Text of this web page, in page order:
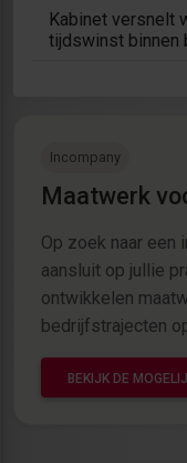
Kabinet versnelt
tijdswinst binnen
Incompany
Maatwerk
Op zoek naar een
aansluit op jullie
ontwikkelen
bedrijfstrajecten
BEKIJK DE